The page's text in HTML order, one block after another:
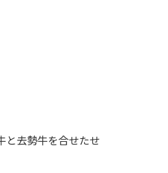
と去勢牛を合せたせ